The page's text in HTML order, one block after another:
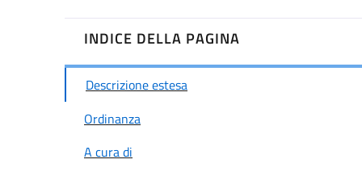
INDICE DELLA PAGINA
Descrizione estesa
Ordinanza
A cura di